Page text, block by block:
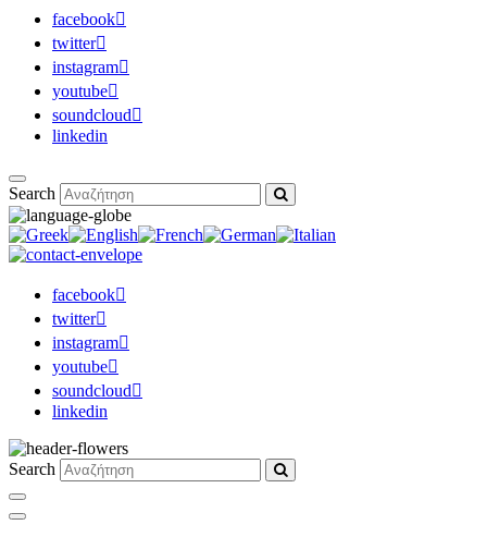
facebook
twitter
instagram
youtube
soundcloud
linkedin
Search
facebook
twitter
instagram
youtube
soundcloud
linkedin
Search